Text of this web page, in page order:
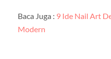
Baca Juga : 9 Ide Nail Art
Modern